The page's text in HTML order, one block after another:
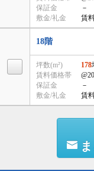
保証金
－
敷金/礼金
賃
18階
坪数(m²) 178
賃料価格帯
保証金
－
敷金/礼金
賃
ま